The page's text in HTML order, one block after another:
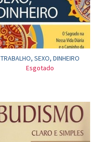
TRABALHO, SEXO, DINHEIRO
Esgotado